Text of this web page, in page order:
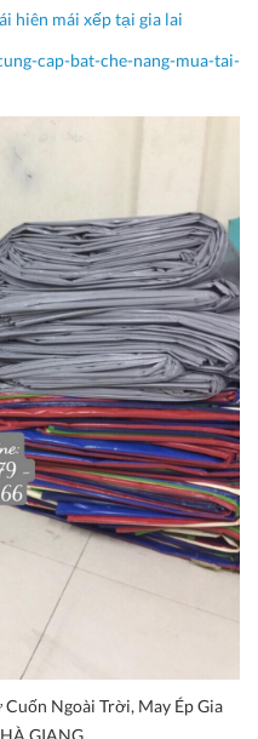
hiên mái xếp tại gia lai
cap-bat-che-nang-mua-tai-
Ngoài Trời, May Ép Gia